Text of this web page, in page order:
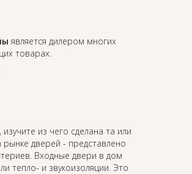
является дилером многих
товарах.
из чего сделана та или
рынке дверей - представлено
Входные двери в дом
тепло- и звукоизоляции. Это